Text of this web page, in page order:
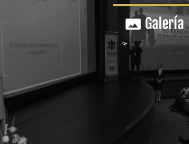
panorama Galería